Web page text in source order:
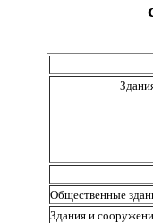
Общественные
Здания и